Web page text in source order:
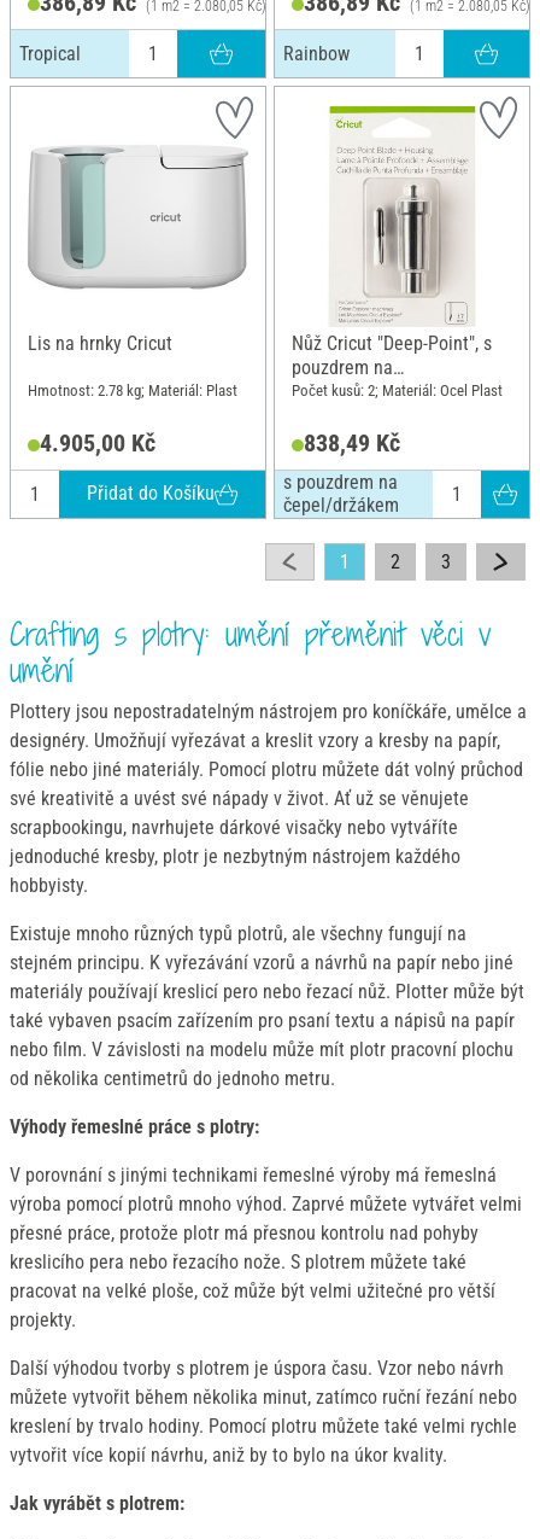
(1 m2 = 2.080,05 Kč)
Tropical
(1 m2 = 2.080,05 Kč)
Rainbow
Lis na hrnky Cricut
Hmotnost: 2.78 kg; Materiál: Plast
4.905,00 Kč
Přidat do Košíku
Nůž Cricut "Deep-Point", s
pouzdrem na
čepel/držákem
Počet kusů: 2; Materiál: Ocel Plast
838,49 Kč
s pouzdrem na
čepel/držákem
1 2 3
Crafting s plotry: umění přeměnit věci v
umění
Plottery jsou nepostradatelným nástrojem pro koníčkáře, umělce a
designéry. Umožňují vyřezávat a kreslit vzory a kresby na papír,
fólie nebo jiné materiály. Pomocí plotru můžete dát volný průchod
své kreativitě a uvést své nápady v život. Ať už se věnujete
scrapbookingu, navrhujete dárkové visačky nebo vytváříte
jednoduché kresby, plotr je nezbytným nástrojem každého
hobbyisty.
Existuje mnoho různých typů plotrů, ale všechny fungují na
stejném principu. K vyřezávání vzorů a návrhů na papír nebo jiné
materiály používají kreslicí pero nebo řezací nůž. Plotter může být
také vybaven psacím zařízením pro psaní textu a nápisů na papír
nebo film. V závislosti na modelu může mít plotr pracovní plochu
od několika centimetrů do jednoho metru.
Výhody řemeslné práce s plotry:
V porovnání s jinými technikami řemeslné výroby má řemeslná
výroba pomocí plotrů mnoho výhod. Zaprvé můžete vytvářet velmi
přesné práce, protože plotr má přesnou kontrolu nad pohyby
kreslicího pera nebo řezacího nože. S plotrem můžete také
pracovat na velké ploše, což může být velmi užitečné pro větší
projekty.
Další výhodou tvorby s plotrem je úspora času. Vzor nebo návrh
můžete vytvořit během několika minut, zatímco ruční řezání nebo
kreslení by trvalo hodiny. Pomocí plotru můžete také velmi rychle
vytvořit více kopií návrhu, aniž by to bylo na úkor kvality.
Jak vyrábět s plotrem: